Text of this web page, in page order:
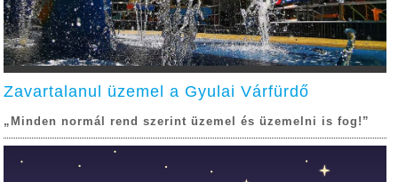
Zavartalanul üzemel a Gyulai Várfürdő
„Minden normál rend szerint üzemel és üzemelni is fog!”